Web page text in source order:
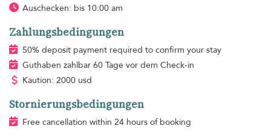
Auschecken: bis 10:00 am
Zahlungsbedingungen
50% deposit payment required to confirm your stay
Guthaben zahlbar 60 Tage vor dem Check-in
Kaution: 2000 usd
Stornierungsbedingungen
Free cancellation within 24 hours of booking